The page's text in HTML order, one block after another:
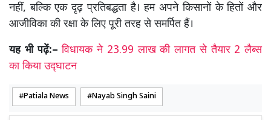
नहीं, बल्कि एक दृढ़ प्रतिबद्धता है। हम अपने किसानों के हितों और
आजीविका की रक्षा के लिए पूरी तरह से समर्पित हैं।
यह भी पढ़ें:–विधायक ने 23.99 लाख की लागत से तैयार 2 लैब्स
का किया उद्घाटन
Patiala News Nayab Singh Saini